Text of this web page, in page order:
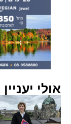
אולי